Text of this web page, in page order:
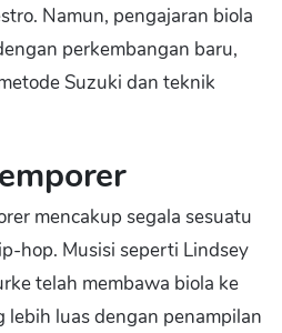
Namun, pengajaran biola
perkembangan baru,
Suzuki dan teknik
mencakup segala sesuatu
hop. Musisi seperti Lindsey
telah membawa biola ke
lebih luas dengan penampilan